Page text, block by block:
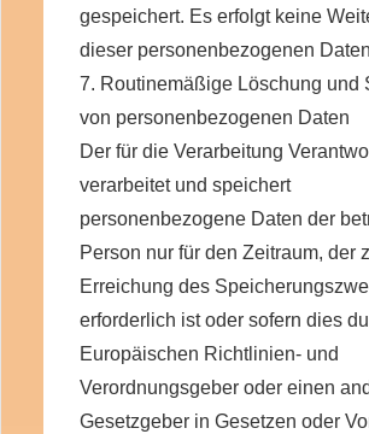
gespeichert. Es erfolgt keine
dieser personenbezogenen
7. Routinemäßige Löschung und
von personenbezogenen Daten
Der für die Verarbeitung
verarbeitet und speichert
personenbezogene Daten der
Person nur für den Zeitraum, der
Erreichung des
erforderlich ist oder sofern dies
Europäischen Richtlinien- und
Verordnungsgeber oder einen
Gesetzgeber in Gesetzen oder